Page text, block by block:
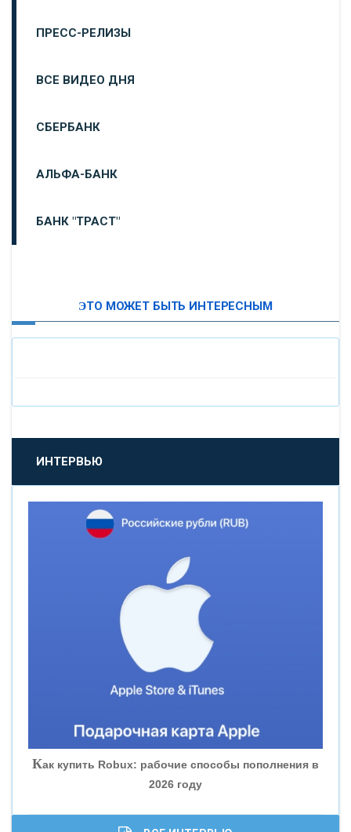
ПРЕСС-РЕЛИЗЫ
ВСЕ ВИДЕО ДНЯ
СБЕРБАНК
АЛЬФА-БАНК
БАНК "ТРАСТ"
«БАНК САНКТ-ПЕТЕРБУРГ»
«ПРОМСВЯЗЬБАНК»
«НОВИКОМБАНК»
«ВНЕШПРОМБАНК»
«БАНК ГЛОБЭКС»
«СОВКОМБАНК»
ЭТО МОЖЕТ БЫТЬ ИНТЕРЕСНЫМ
ИНТЕРВЬЮ
Как купить Robux: рабочие способы пополнения в
2026 году